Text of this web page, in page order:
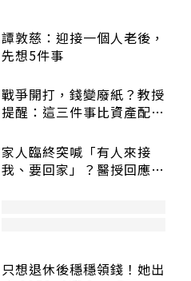
譚敦慈：迎接一個人老後，
先想5件事
戰爭開打，錢變廢紙？教授
提醒：這三件事比資產配置
家人臨終突喊「有人來接
我、要回家」？醫授回應方
只想退休後穩穩領錢！她出